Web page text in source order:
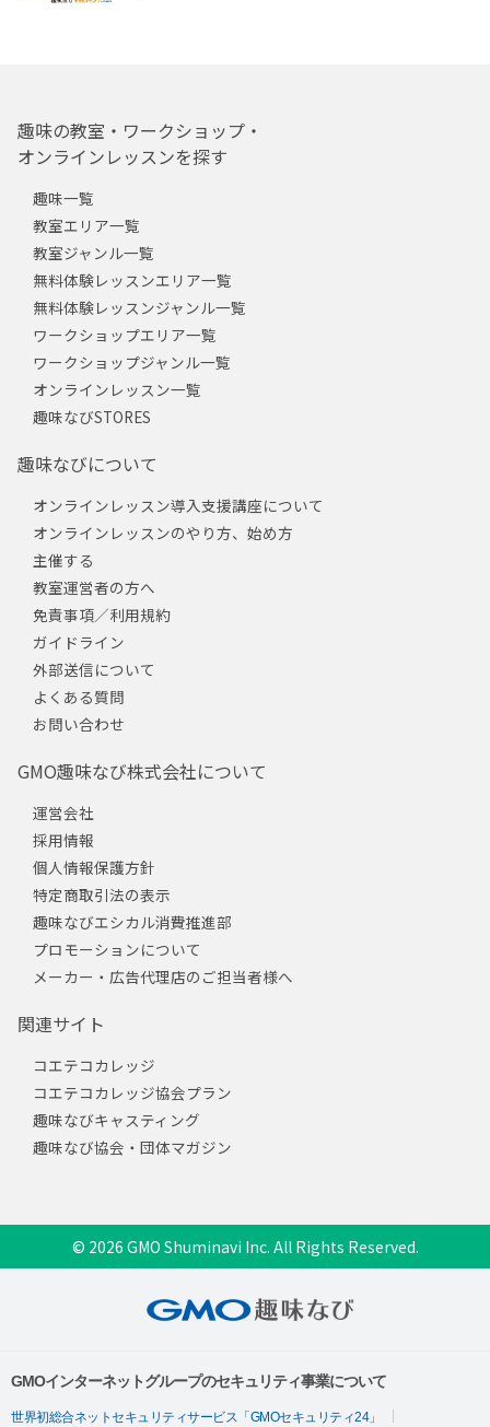
趣味の教室・ワークショップ・
オンラインレッスンを探す
趣味一覧
教室エリア一覧
教室ジャンル一覧
無料体験レッスンエリア一覧
無料体験レッスンジャンル一覧
ワークショップエリア一覧
ワークショップジャンル一覧
オンラインレッスン一覧
趣味なびSTORES
趣味なびについて
オンラインレッスン導入支援講座について
オンラインレッスンのやり方、始め方
主催する
教室運営者の方へ
免責事項／利用規約
ガイドライン
外部送信について
よくある質問
お問い合わせ
GMO趣味なび株式会社について
運営会社
採用情報
個人情報保護方針
特定商取引法の表示
趣味なびエシカル消費推進部
プロモーションについて
メーカー・広告代理店のご担当者様へ
関連サイト
コエテコカレッジ
コエテコカレッジ協会プラン
趣味なびキャスティング
趣味なび協会・団体マガジン
© 2026 GMO Shuminavi Inc. All Rights Reserved.